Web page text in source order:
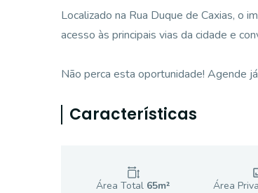
Localizado na Rua Duque de Caxias, o
acesso às principais vias da cidade e
Não perca esta oportunidade! Agende
Características
Área Total 65m² Área